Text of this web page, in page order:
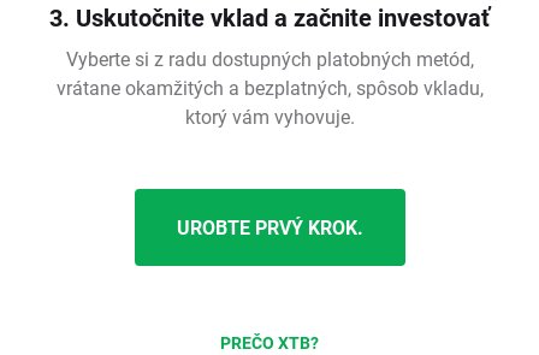
3. Uskutočnite vklad a začnite investovať
Vyberte si z radu dostupných platobných metód,
vrátane okamžitých a bezplatných, spôsob vkladu,
ktorý vám vyhovuje.
UROBTE PRVÝ KROK.
PREČO XTB?